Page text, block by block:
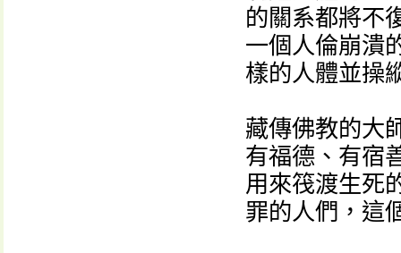
的關系都將不
一個人倫崩潰
樣的人體並操
藏傳佛教的大
有福德、有宿
用來筏渡生死
罪的人們，這